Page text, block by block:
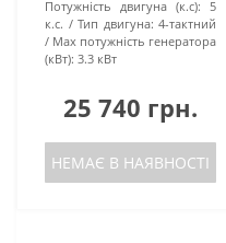
Потужність двигуна (к.с):
5
к.с.
Тип двигуна: 4-тактний
Маx потужність генератора
(кВт): 3.3 кВт
25 740 грн.
НЕМАЄ В НАЯВНОСТІ